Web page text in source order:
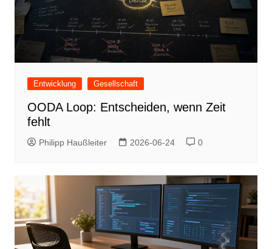
Entwicklung Gesellschaft
OODA Loop: Entscheiden, wenn Zeit
fehlt
Philipp Haußleiter 2026-06-24 0